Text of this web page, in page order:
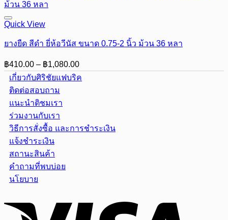
Quick View
ยางยืด สีดำ ยี่ห้อวีนัส ขนาด 0.75-2 นิ้ว ม้วน 36 หลา
฿410.00 – ฿1,080.00Price
range:
฿410.00
เกี่ยวกับศิริชัยแฟบริค
ติดต่อสอบถาม
แนะนำติชมเรา
ร่วมงานกับเรา
วิธีการสั่งซื้อ และการชำระเงิน
แจ้งชำระเงิน
สถานะสินค้า
คำถามที่พบบ่อย
นโยบาย